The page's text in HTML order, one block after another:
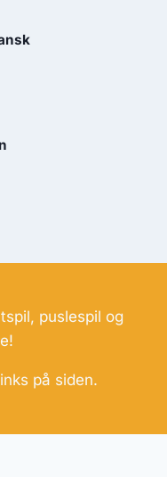
puslespil og
på siden.